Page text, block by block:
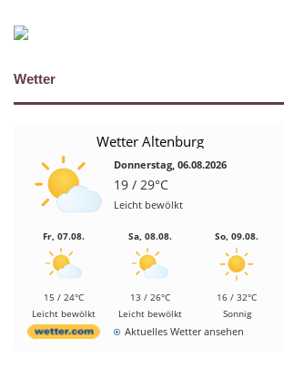
Wetter
Wetter Altenburg
Donnerstag, 06.08.2026
19 / 29°C
Leicht bewölkt
Fr, 07.08.
15 / 24°C
Leicht bewölkt
Sa, 08.08.
13 / 26°C
Leicht bewölkt
So, 09.08.
16 / 32°C
Sonnig
Aktuelles Wetter ansehen